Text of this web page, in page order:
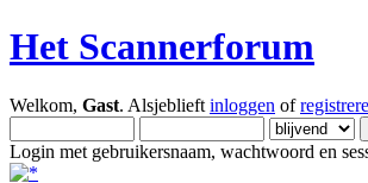
Het Scannerforum
Welkom, Gast. Alsjeblieft inloggen of
Login met gebruikersnaam, wachtwoord en